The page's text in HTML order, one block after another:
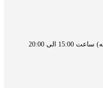
الی 20:00